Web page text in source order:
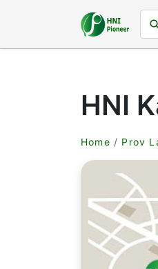
HNI
Home / Prov